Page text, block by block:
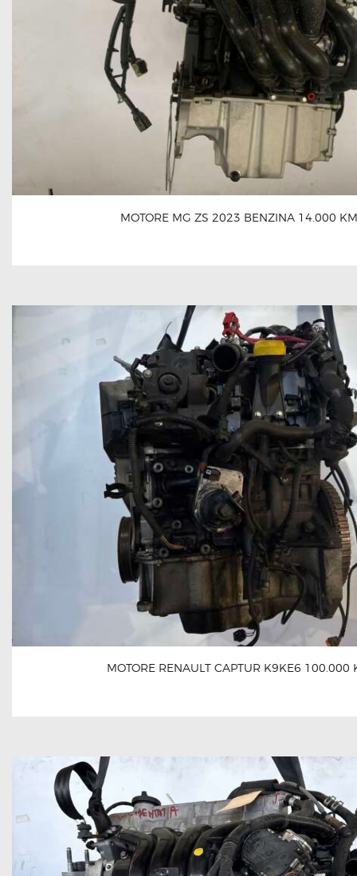
MOTORE MG ZS 2023 BENZINA 14.000 KM
MOTORE RENAULT CAPTUR K9KE6 100.000